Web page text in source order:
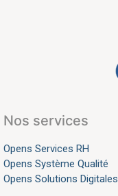
Nos services
Opens Services RH
Opens Système Qualité
Opens Solutions Digitales